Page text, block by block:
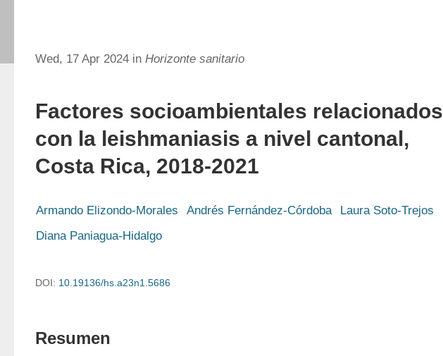
Wed, 17 Apr 2024 in Horizonte sanitario
Factores socioambientales relacionados
con la leishmaniasis a nivel cantonal,
Costa Rica, 2018-2021
Armando Elizondo-Morales Andrés Fernández-Córdoba
Laura Soto-Trejos
Diana Paniagua-Hidalgo
DOI: 10.19136/hs.a23n1.5686
Resumen